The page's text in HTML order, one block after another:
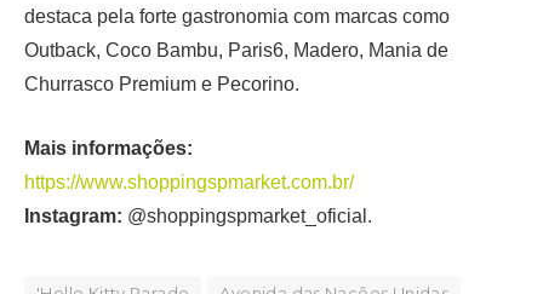
destaca pela forte gastronomia com marcas como
Outback, Coco Bambu, Paris6, Madero, Mania de
Churrasco Premium e Pecorino.
Mais informações:
https://www.shoppingspmarket.com.br/
Instagram: @shoppingspmarket_oficial.